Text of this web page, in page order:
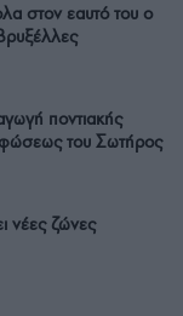
στον εαυτό του ο
ποντιακής
του Σωτήρος
νέες ζώνες